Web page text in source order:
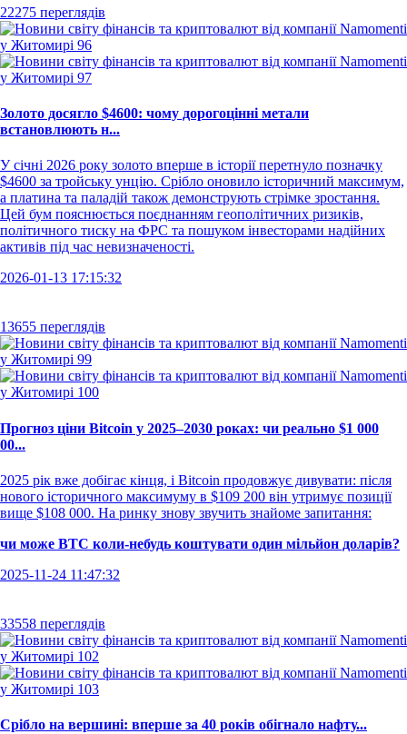
22275 переглядів
Золото досягло $4600: чому дорогоцінні метали
встановлюють н...
У січні 2026 року золото вперше в історії перетнуло позначку
$4600 за тройську унцію. Срібло оновило історичний максимум,
а платина та паладій також демонструють стрімке зростання.
Цей бум пояснюється поєднанням геополітичних ризиків,
політичного тиску на ФРС та пошуком інвесторами надійних
активів під час невизначеності.
2026-01-13 17:15:32
13655 переглядів
Прогноз ціни Bitcoin у 2025–2030 роках: чи реально $1 000
00...
2025 рік вже добігає кінця, і Bitcoin продовжує дивувати: після
нового історичного максимуму в $109 200 він утримує позиції
вище $108 000. На ринку знову звучить знайоме запитання:
чи може BTC коли-небудь коштувати один мільйон доларів?
2025-11-24 11:47:32
33558 переглядів
Срібло на вершині: вперше за 40 років обігнало нафту...